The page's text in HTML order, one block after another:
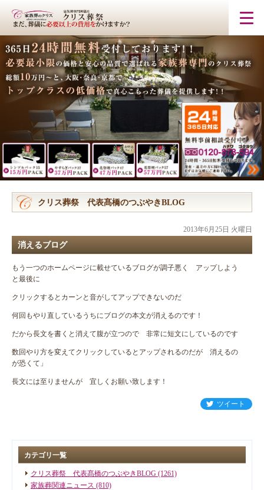
クリス葬祭 代表髙橋のつぶやきBLOG
2013年6月25日 火曜日
消えるブログ
もう一つのホームページに載せているブログが調子悪く アップしよう
と最後に
クリックするとカーンと音がしてアップできないのだ
何回もやり直しているうちにブログの本文が消えるのです！
だから長文を書くと消えて腹が立つので 非常に短文にしているのです
数回やり方を変えてクリックしているとアップされるのだが 消えるの
が恐くて」
長文には至りませんが 宜しくお願い致します！
ツイート
カテゴリ一覧
クリス葬祭 代表髙橋のつぶやきBLOG (1261)
家族葬関連ニュース (810)